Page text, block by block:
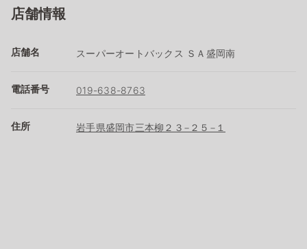
店舗情報
店舗名 スーパーオートバックス ＳＡ盛岡南
電話番号 019-638-8763
住所 岩手県盛岡市三本柳２３−２５−１